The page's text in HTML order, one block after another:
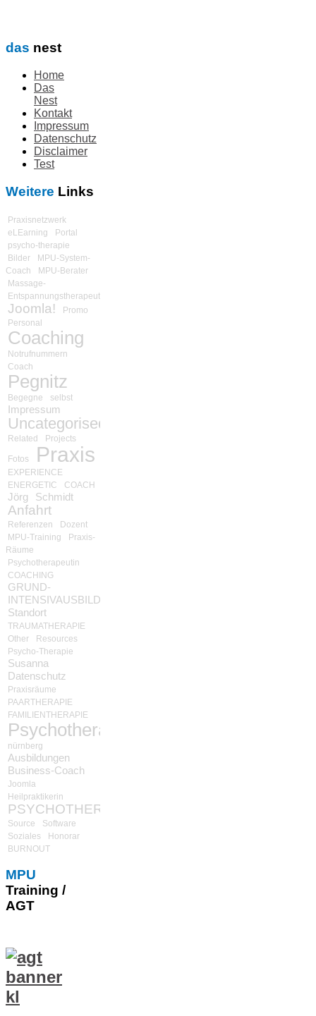
das nest
Home
Das
Nest
Kontakt
Impressum
Datenschutz
Disclaimer
Test
Weitere Links
Praxisnetzwerk
eLEarning
Portal
psycho-therapie
Bilder
MPU-System-
Coach
MPU-Berater
Massage-
Entspannungstherapeut
Joomla!
Promo
Personal
Coaching
Notrufnummern
Coach
Pegnitz
Begegne selbst
Impressum
Uncategorised
Related Projects
Fotos Praxis
EXPERIENCE
ENERGETIC
COACH
Jörg Schmidt
Anfahrt
Referenzen
Dozent
MPU-Training
Praxis-
Räume
Psychotherapeutin
COACHING
GRUND-
INTENSIVAUSBILDUNG
Standort
TRAUMATHERAPIE
Other
Resources
Psycho-Therapie
Susanna
Datenschutz
Praxisräume
PAARTHERAPIE
FAMILIENTHERAPIE
Psychotherapie
nürnberg
Ausbildungen
Business-Coach
Joomla
Heilpraktikerin
PSYCHOTHERAPIE
Source
Software
Soziales
Honorar
BURNOUT
MPU
Training /
AGT